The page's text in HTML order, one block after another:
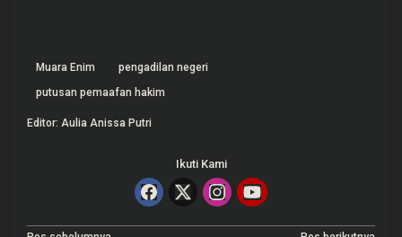
Muara Enim
pengadilan negeri
putusan pemaafan hakim
Editor: Aulia Anissa Putri
Ikuti Kami